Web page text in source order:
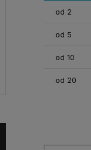
od 2
od 5
od 10
od 20